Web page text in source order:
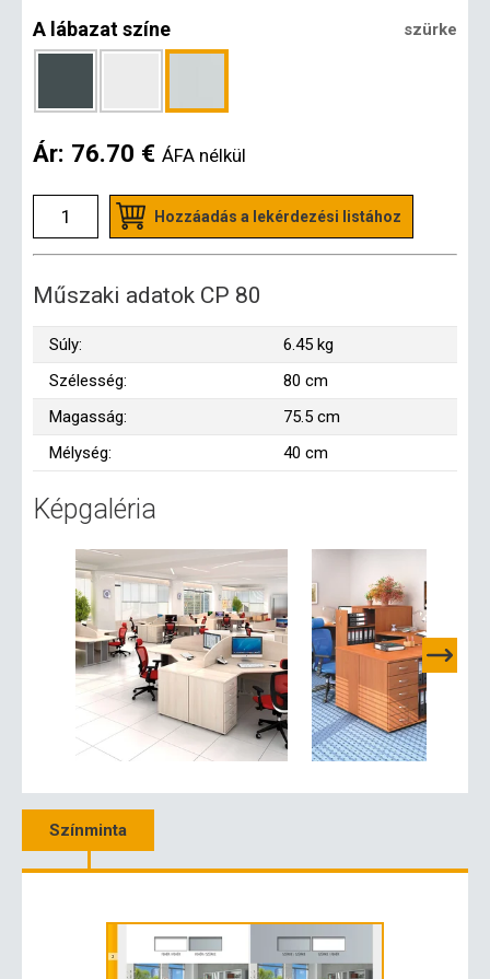
A lábazat színe szürke
Ár: 76.70 € ÁFA nélkül
Hozzáadás a lekérdezési listához
Műszaki adatok CP 80
Súly:
6.45 kg
Szélesség:
80 cm
Magasság:
75.5 cm
Mélység:
40 cm
Képgaléria
Színminta